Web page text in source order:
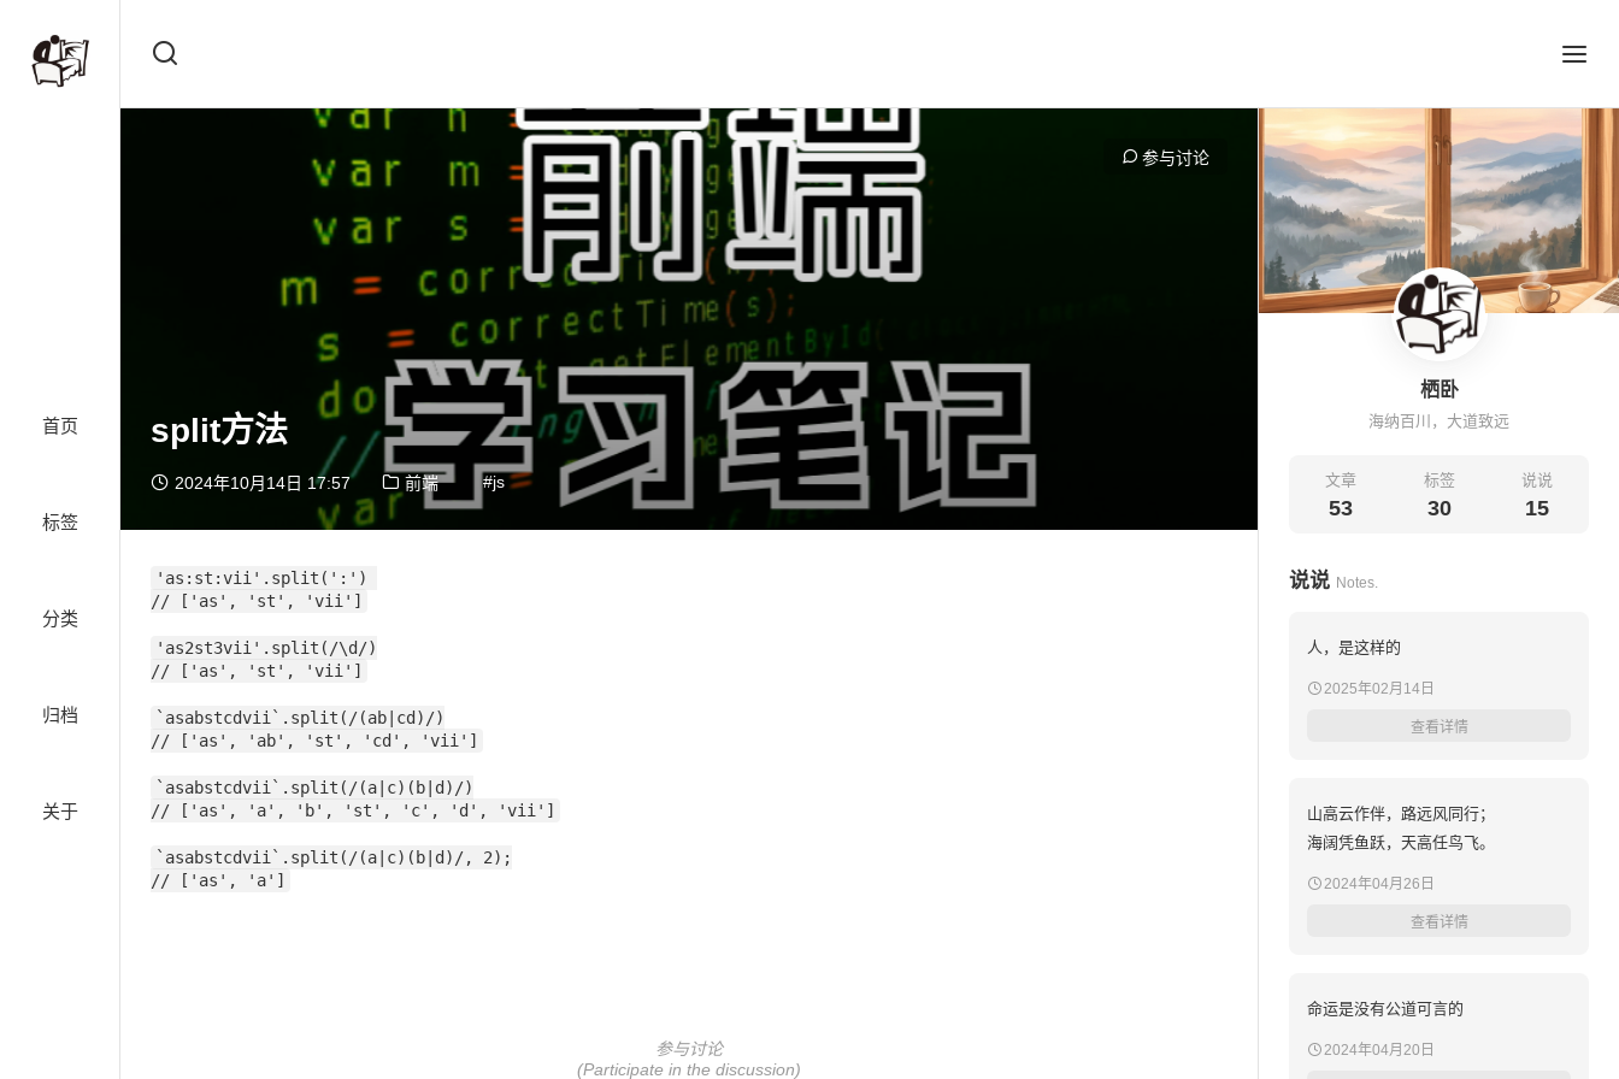
首页
标签
分类
归档
关于
参与讨论
split方法
2024年10月14日 17:57 前端 js
'as:st:vii'.split(':')
// ['as', 'st', 'vii']
'as2st3vii'.split(/\d/)
// ['as', 'st', 'vii']
`asabstcdvii`.split(/(ab|cd)/)
// ['as', 'ab', 'st', 'cd', 'vii']
`asabstcdvii`.split(/(a|c)(b|d)/)
// ['as', 'a', 'b', 'st', 'c', 'd', 'vii']
`asabstcdvii`.split(/(a|c)(b|d)/, 2);
// ['as', 'a']
参与讨论
(Participate in the discussion)
栖卧
海纳百川，大道致远
文章
53
标签
30
说说
15
说说 Notes.
人，是这样的
2025年02月14日
查看详情
山高云作伴，路远风同行；
海阔凭鱼跃，天高任鸟飞。
2024年04月26日
查看详情
命运是没有公道可言的
2024年04月20日